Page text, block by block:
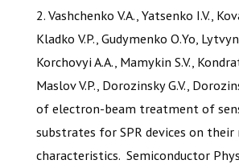
2. Vashchenko V.A., Yatsenko I.V.,
Kladko V.P., Gudymenko O.Yo, Lytvyn
Korchovyi A.A., Mamykin S.V.,
Maslov V.P., Dorozinsky G.V.,
of electron-beam treatment of
substrates for SPR devices on
characteristics. Semiconductor